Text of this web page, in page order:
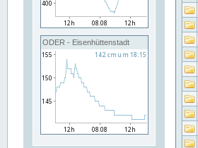
ODER - Eisenhüttenstadt